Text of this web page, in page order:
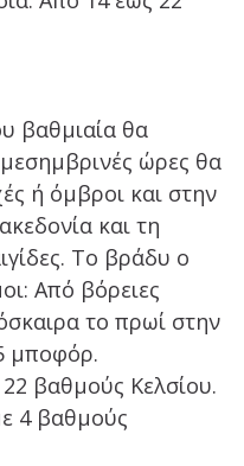
βαθμιαία θα
ώρες θα
ή όμβροι και στην
και τη
Το βράδυ ο
Από βόρειες
το πρωί στην
μποφόρ.
βαθμούς Κελσίου.
4 βαθμούς